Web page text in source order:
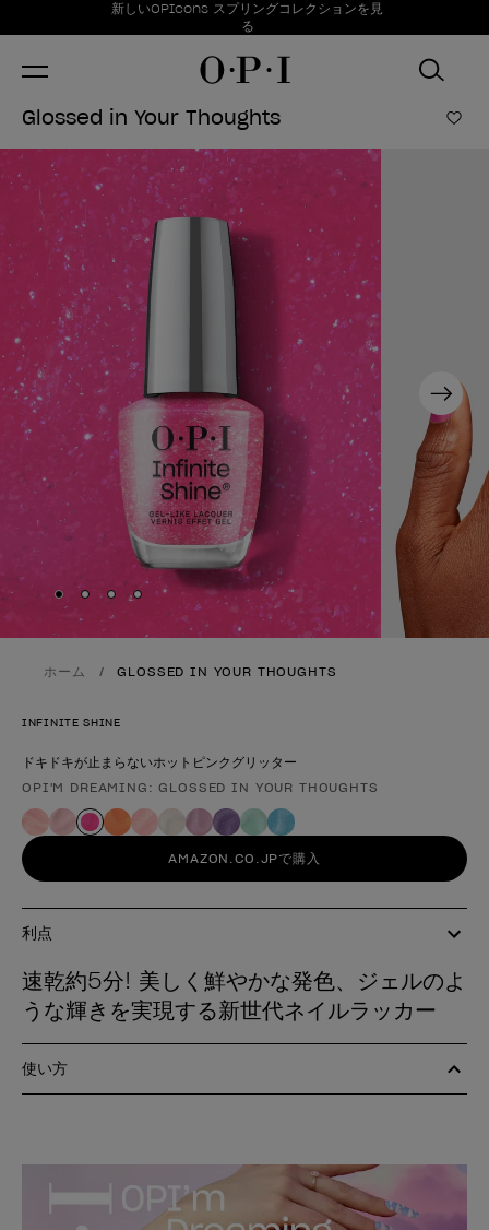
お得情報新しいOPIcons スプリングコレクションを見
る
Item 1 of 1
Glossed in Your Thoughts ほ
Next
Skip to slide
Skip to slide 2
Skip to slide 3
Skip to slide4
ホーム GLOSSED IN YOUR THOUGHTS
INFINITE SHINE
ドキドキが止まらないホットピンクグリッター
製品形態
OPI'M DREAMING: GLOSSED IN YOUR THOUGHTS
AMAZON.CO.JPで購入
利点
速乾約5分! 美しく鮮やかな発色、ジェルのよ
うな輝きを実現する新世代ネイルラッカー
使い方